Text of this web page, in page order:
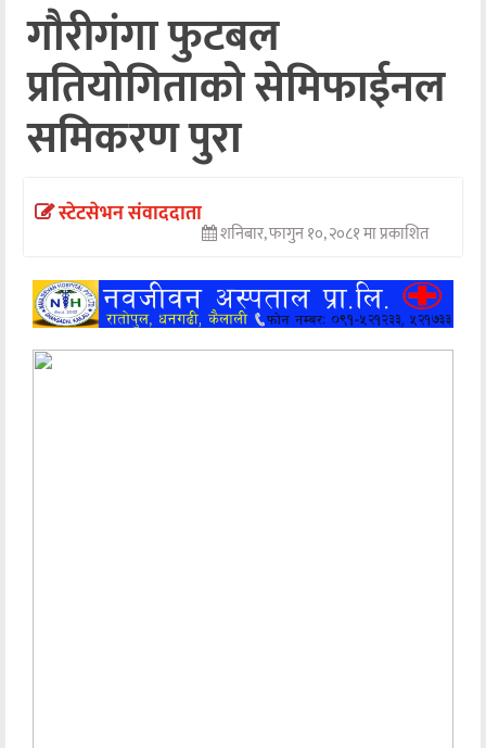
अन्तराष्ट्रिय
अन्तर्वार्ता
अर्थ
खेलकुद
मनोरञ्जन
गौरीगंगा फुटबल
प्रतियोगिताको सेमिफाईनल
समिकरण पुरा
स्टेटसेभन संवाददाता
शनिबार, फागुन १०, २०८१ मा प्रकाशित